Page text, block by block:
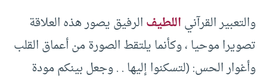
والتعبير القرآنياللطيفالرفيق يصور هذه العلاقة
تصويرا موحيا ، وكأنما يلتقط الصورة من أعماق القلب
وأغوار الحس: (لتسكنوا إليها . . وجعل بينكم مودة